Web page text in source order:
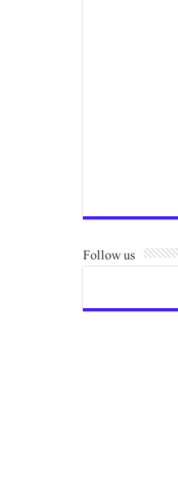
Follow us